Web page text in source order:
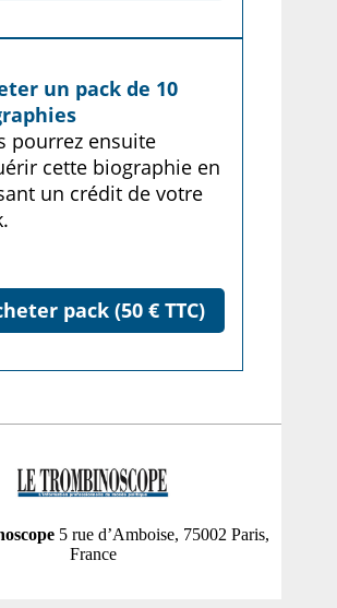
un pack de 10
pourrez ensuite
cette biographie en
un crédit de votre
pack (50 € TTC)
5 rue d’Amboise, 75002 Paris,
France